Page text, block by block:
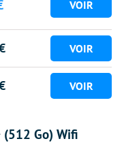
(512 Go) Wifi